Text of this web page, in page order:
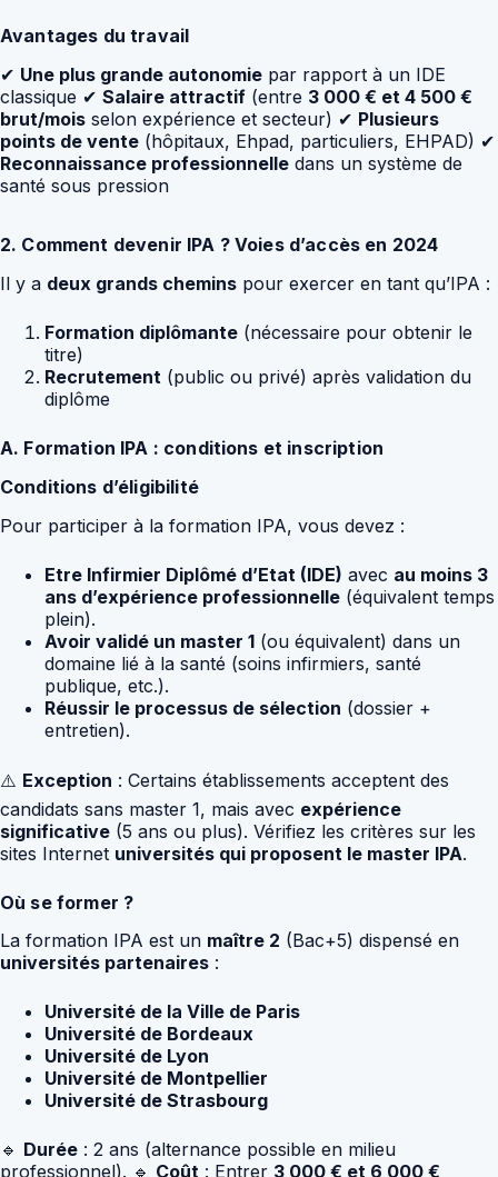
Avantages du travail
✔ Une plus grande autonomie par rapport à un IDE
classique ✔ Salaire attractif (entre 3 000 € et 4 500 €
brut/mois selon expérience et secteur) ✔ Plusieurs
points de vente (hôpitaux, Ehpad, particuliers, EHPAD) ✔
Reconnaissance professionnelle dans un système de
santé sous pression
2. Comment devenir IPA ? Voies d’accès en 2024
Il y a deux grands chemins pour exercer en tant qu’IPA :
Formation diplômante (nécessaire pour obtenir le
titre)
Recrutement (public ou privé) après validation du
diplôme
A. Formation IPA : conditions et inscription
Conditions d’éligibilité
Pour participer à la formation IPA, vous devez :
Etre Infirmier Diplômé d’Etat (IDE) avec au moins 3
ans d’expérience professionnelle (équivalent temps
plein).
Avoir validé un master 1 (ou équivalent) dans un
domaine lié à la santé (soins infirmiers, santé
publique, etc.).
Réussir le processus de sélection (dossier +
entretien).
⚠️ Exception : Certains établissements acceptent des
candidats sans master 1, mais avec expérience
significative (5 ans ou plus). Vérifiez les critères sur les
sites Internet universités qui proposent le master IPA.
Où se former ?
La formation IPA est un maître 2 (Bac+5) dispensé en
universités partenaires :
Université de la Ville de Paris
Université de Bordeaux
Université de Lyon
Université de Montpellier
Université de Strasbourg
🔹 Durée : 2 ans (alternance possible en milieu
professionnel). 🔹 Coût : Entrer 3 000 € et 6 000 €